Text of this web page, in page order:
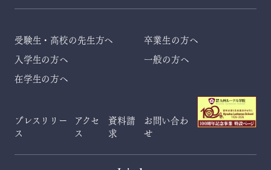
受験生・高校の先生方へ
入学生の方へ
在学生の方へ
卒業生の方へ
一般の方へ
プレスリリー
ス
アクセ
ス
資料請
求
お問い合わ
せ